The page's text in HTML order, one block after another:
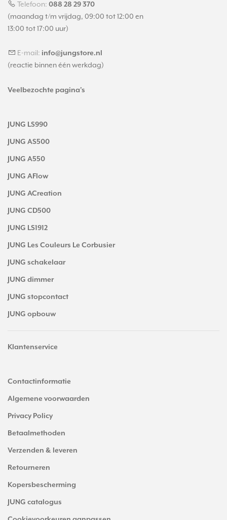
Telefoon: 088 28 29 370
(maandag t/m vrijdag, 09:00 tot 12:00 en
13:00 tot 17:00 uur)
E-mail: info@jungstore.nl
(reactie binnen één werkdag)
Veelbezochte pagina's
JUNG LS990
JUNG AS500
JUNG A550
JUNG AFlow
JUNG ACreation
JUNG CD500
JUNG LS1912
JUNG Les Couleurs Le Corbusier
JUNG schakelaar
JUNG dimmer
JUNG stopcontact
JUNG opbouw
Klantenservice
Contactinformatie
Algemene voorwaarden
Privacy Policy
Betaalmethoden
Verzenden & leveren
Retourneren
Kopersbescherming
JUNG catalogus